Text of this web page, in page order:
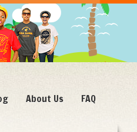
About Us FAQ